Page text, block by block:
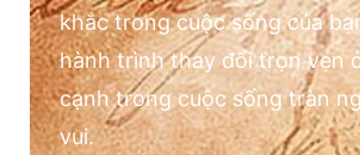
khắc trong cuộc sống của
hành trình thay đổi trọn vẹn
cạnh trong cuộc sống tràn
vui.